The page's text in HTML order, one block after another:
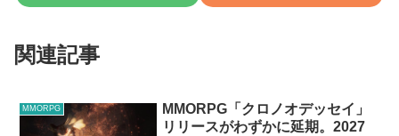
関連記事
MMORPG
MMORPG「クロノオデッセイ」
リリースがわずかに延期。2027